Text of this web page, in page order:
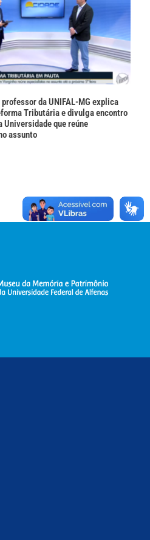
da UNIFAL-MG explica
Tributária e divulga encontro
Universidade que reúne
assunto